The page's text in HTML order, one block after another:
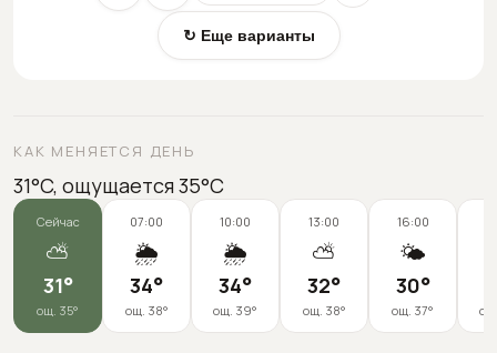
↻ Еще варианты
КАК МЕНЯЕТСЯ ДЕНЬ
31°C, ощущается 35°C
Сейчас
⛅
31°
ощ. 35°
07:00
🌦️
34°
ощ. 38°
10:00
🌦️
34°
ощ. 39°
13:00
⛅
32°
ощ. 38°
16:00
🌤️
30°
ощ. 37°